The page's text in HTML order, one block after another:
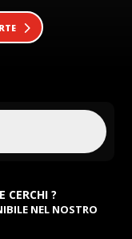
CERCHI ?
NEL NOSTRO